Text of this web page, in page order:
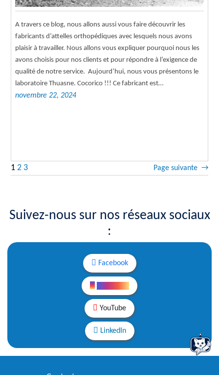
A travers ce blog, nous allons aussi vous faire découvrir les
fabricants d’attelles orthopédiques avec lesquels nous avons
plaisir à travailler. Nous allons vous expliquer pourquoi nous les
avons choisis pour nos clients et pour répondre à l’exigence de
qualité de notre service. Aujourd’hui, nous vous présentons le
laboratoire Thuasne. Cocorico !!! Ce fabricant est…
novembre 22, 2024
1 2 3 Page suivante →
Suivez-nous sur nos réseaux sociaux
:
Facebook
YouTube
LinkedIn